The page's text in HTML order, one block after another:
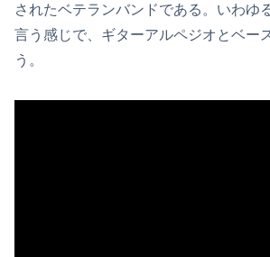
されたベテランバンドである。いわゆ
言う感じで、ギターアルペジオとベー
う。